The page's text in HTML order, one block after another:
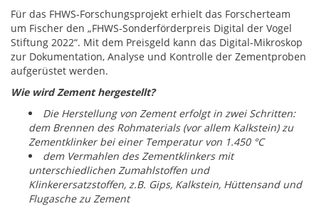
Für das FHWS-Forschungsprojekt erhielt das Forscherteam
um Fischer den „FHWS-Sonderförderpreis Digital der Vogel
Stiftung 2022“. Mit dem Preisgeld kann das Digital-Mikroskop
zur Dokumentation, Analyse und Kontrolle der Zementproben
aufgerüstet werden.
Wie wird Zement hergestellt?
Die Herstellung von Zement erfolgt in zwei Schritten:
dem Brennen des Rohmaterials (vor allem Kalkstein) zu
Zementklinker bei einer Temperatur von 1.450 °C
dem Vermahlen des Zementklinkers mit
unterschiedlichen Zumahlstoffen und
Klinkerersatzstoffen, z.B. Gips, Kalkstein, Hüttensand und
Flugasche zu Zement